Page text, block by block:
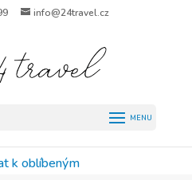
info@24travel.cz
k oblíbeným